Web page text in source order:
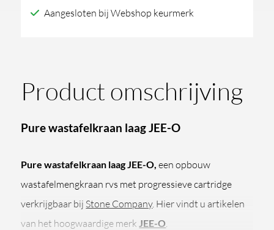
Aangesloten bij Webshop keurmerk
Product omschrijving
Pure wastafelkraan laag JEE-O
Pure wastafelkraan laag JEE-O,een opbouw
wastafelmengkraan rvs met progressieve cartridge
verkrijgbaar bij Stone Company. Hier vindt u artikelen
van het hoogwaardige merkJEE-O.